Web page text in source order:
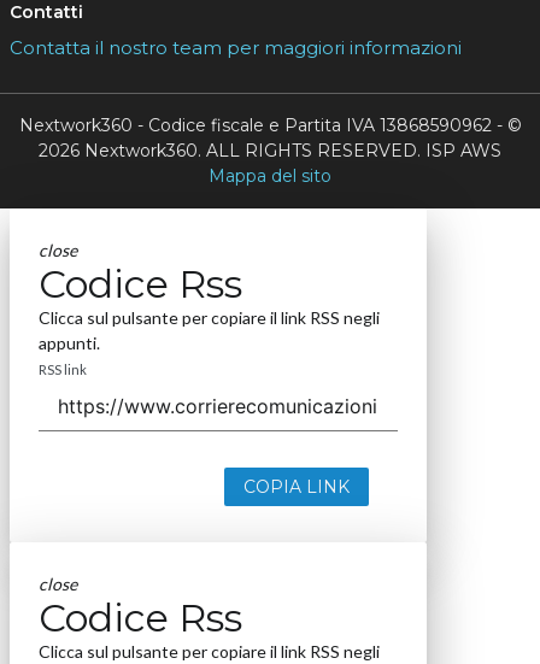
Contatti
Contatta il nostro team per maggiori informazioni
Nextwork360 - Codice fiscale e Partita IVA 13868590962 - ©
2026 Nextwork360. ALL RIGHTS RESERVED. ISP AWS
Mappa del sito
close
Codice Rss
Clicca sul pulsante per copiare il link RSS negli
appunti.
RSS link
COPIA LINK
close
Codice Rss
Clicca sul pulsante per copiare il link RSS negli